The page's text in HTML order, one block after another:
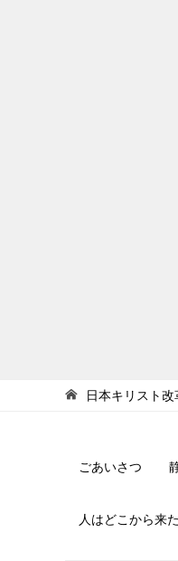
日本キリスト
ごあいさつ
人はどこから来